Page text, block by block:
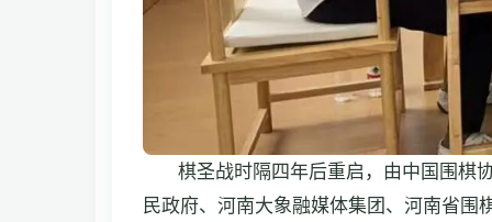
棋圣战时隔四年后重启，由中国围棋
民政府、河南大象融媒体集团、河南省围